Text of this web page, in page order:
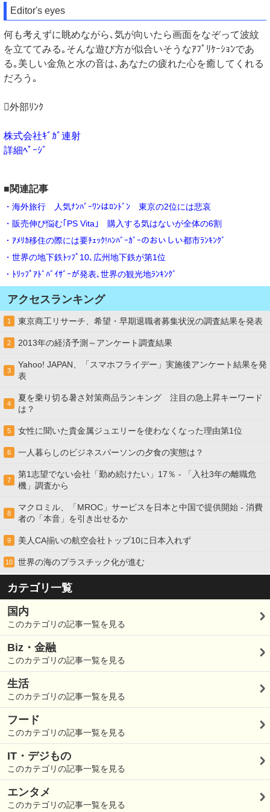
Editor's eyes
何も考えずに眺めながら､気が向いたら画面をなぞって波紋
を立ててみる｡そんな遊び方が似合いそうなｱﾌﾟﾘｹｰｼｮﾝであ
る｡美しい金魚と水の音は､あなたの疲れた心を癒してくれる
だろう｡
外部ﾘﾝｸ
株式会社ｷﾞｶﾞ連射
詳細ﾍﾟｰｼﾞ
■関連記事
・海外旅行 人気ﾅﾝﾊﾞｰﾜﾝはﾛﾝﾄﾞﾝ 東京の2位には悲哀
・販売伸び悩む｢PS Vita｣ 購入する気はないが全体の6割
・ｱﾒﾘｶ移住の際には要ﾁｪｯｸ!ﾊﾝﾊﾞｰｶﾞｰのおいしい都市ﾗﾝｷﾝｸﾞ
・世界の地下鉄ﾄｯﾌﾟ10､広州地下鉄が第1位
・ﾄﾘｯﾌﾟｱﾄﾞﾊﾞｲｻﾞｰが発表､世界の観光地ﾗﾝｷﾝｸﾞ
アクセスランキング
1 東京商工リサーチ、希望・早期退職者募集状況の調査結果を発表
2 2013年の経済予測～アンケート調査結果
3
Yahoo! JAPAN、「スマホフライデー」実施後アンケート結果を発
表
4
夏を乗り切る暑さ対策商品ランキング 注目の急上昇キーワード
は？
5 女性に聞いた貴金属ジュエリーを使わなくなった理由第1位
6 一人暮らしのビジネスパーソンの夕食の実態は？
7
第1志望でない会社「勤め続けたい」17％ - 「入社3年の離職危
機」調査から
8
マクロミル、「MROC」サービスを日本と中国で提供開始 - 消費
者の「本音」を引き出せるか
9 美人CA揃いの航空会社トップ10に日本入れず
10 世界の海のプラスチック化が進む
カテゴリ一覧
国内
このカテゴリの記事一覧を見る
Biz・金融
このカテゴリの記事一覧を見る
生活
このカテゴリの記事一覧を見る
フード
このカテゴリの記事一覧を見る
IT・デジもの
このカテゴリの記事一覧を見る
エンタメ
このカテゴリの記事一覧を見る